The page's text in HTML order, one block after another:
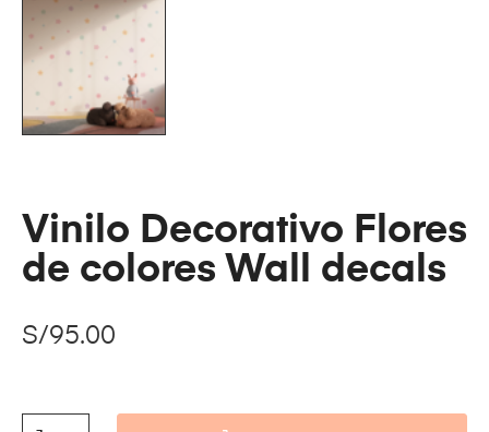
Vinilo Decorativo Flores
de colores Wall decals
S/95.00